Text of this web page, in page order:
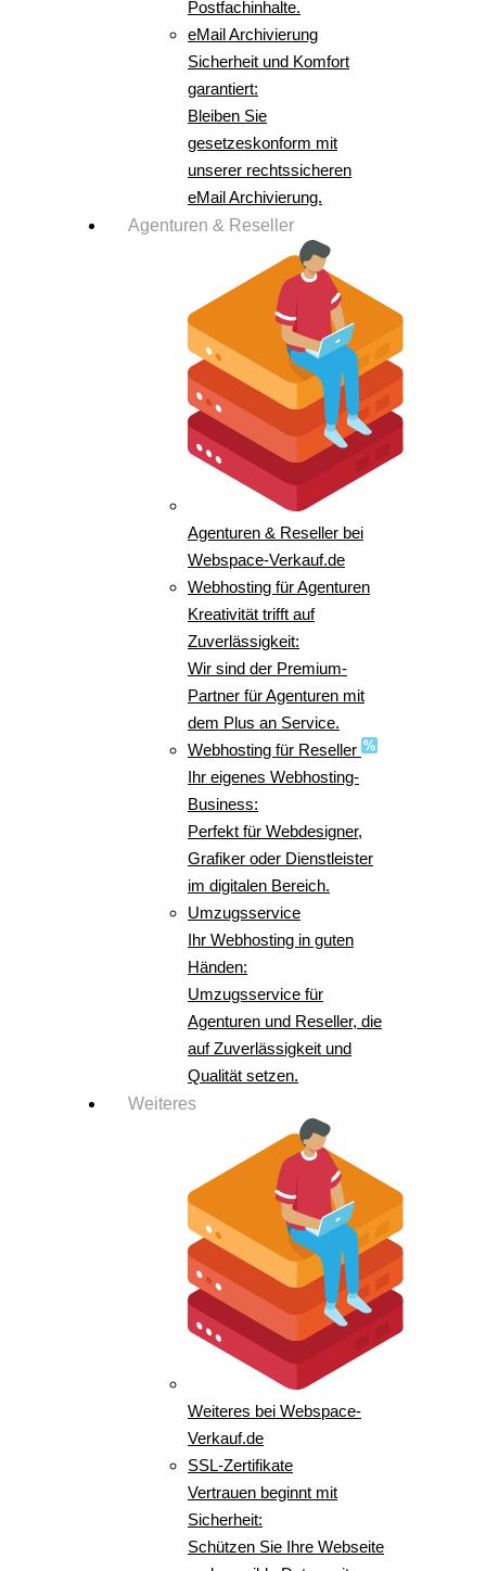
Postfachinhalte.
eMail Archivierung
Sicherheit und Komfort
garantiert:
Bleiben Sie
gesetzeskonform mit
unserer rechtssicheren
eMail Archivierung.
Agenturen & Reseller
Agenturen & Reseller bei
Webspace-Verkauf.de
Webhosting für Agenturen
Kreativität trifft auf
Zuverlässigkeit:
Wir sind der Premium-
Partner für Agenturen mit
dem Plus an Service.
Webhosting für Reseller
Ihr eigenes Webhosting-
Business:
Perfekt für Webdesigner,
Grafiker oder Dienstleister
im digitalen Bereich.
Umzugsservice
Ihr Webhosting in guten
Händen:
Umzugsservice für
Agenturen und Reseller, die
auf Zuverlässigkeit und
Qualität setzen.
Weiteres
Weiteres bei Webspace-
Verkauf.de
SSL-Zertifikate
Vertrauen beginnt mit
Sicherheit:
Schützen Sie Ihre Webseite